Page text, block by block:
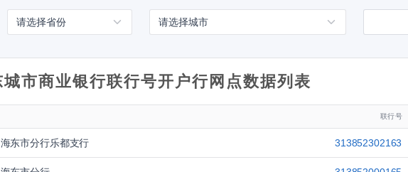
城市商业银行联行号开户行网点数据列表
联行号
东市分行乐都支行 313852302163